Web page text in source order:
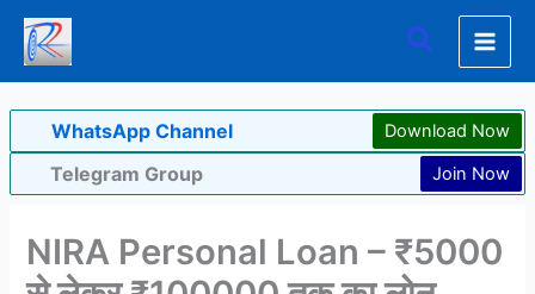
Skip
content
Search
WhatsApp Channel Download Now
Telegram Group Join Now
NIRA Personal Loan – ₹5000